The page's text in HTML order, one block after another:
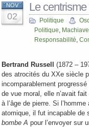
NOV
02
Le
Politique
Politique, Machiavel
Responsabilité,
Bertrand Russell
(1872 –
des atrocités du XXe siècle
incomparablement
de vue moral, elle n’avait
à l’âge de pierre. Si
atomique, il fut incapable de
bombe A pour l’envoyer sur